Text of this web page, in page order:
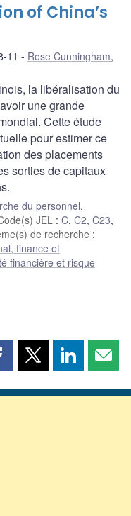
of China’s
11 Rose Cunningham,
la libéralisation du
une grande
Cette étude
pour estimer ce
des placements
sorties de capitaux
du personnel,
JEL :C,C2,C23,
de recherche :
finance et
financière et risque
Partager
page
Partager
page page